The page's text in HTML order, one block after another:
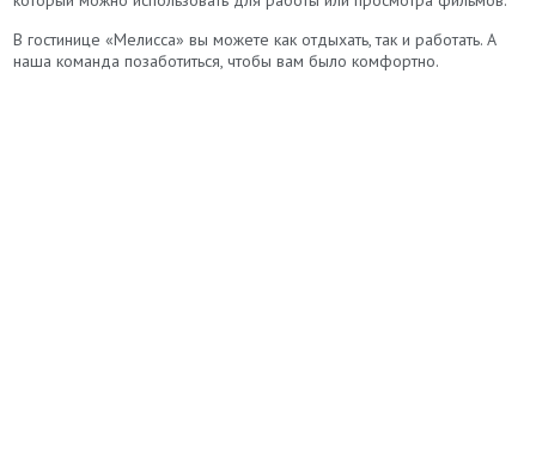
В гостинице «Мелисса» вы можете как отдыхать, так и работать. А
наша команда позаботиться, чтобы вам было комфортно.